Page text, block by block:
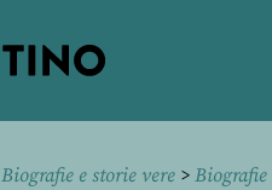
Biografie e storie vere > Biografie